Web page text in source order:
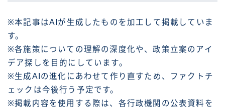
※本記事はAIが生成したものを加工して掲載していま
す。
※各施策についての理解の深度化や、政策立案のアイ
デア探しを目的にしています。
※生成AIの進化にあわせて作り直すため、ファクトチ
ェックは今後行う予定です。
※掲載内容を使用する際は、各行政機関の公表資料を